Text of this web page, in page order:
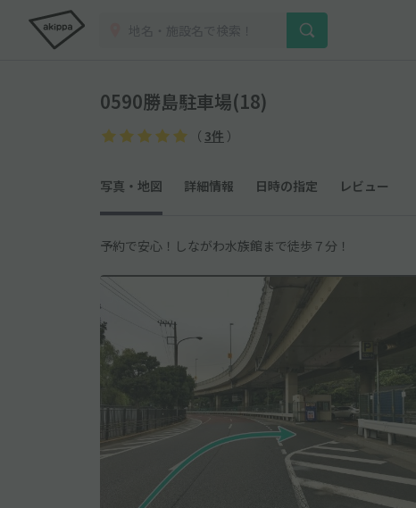
0590勝島駐車場(18)
（ 3件 ）
写真・地図 詳細情報 日時の指定 レビュー
予約で安心！しながわ水族館まで徒歩７分！